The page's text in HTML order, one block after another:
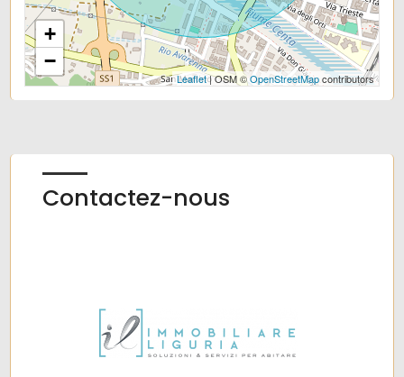
+
−
Leaflet| OSM ©OpenStreetMapcontributors
Contactez-nous